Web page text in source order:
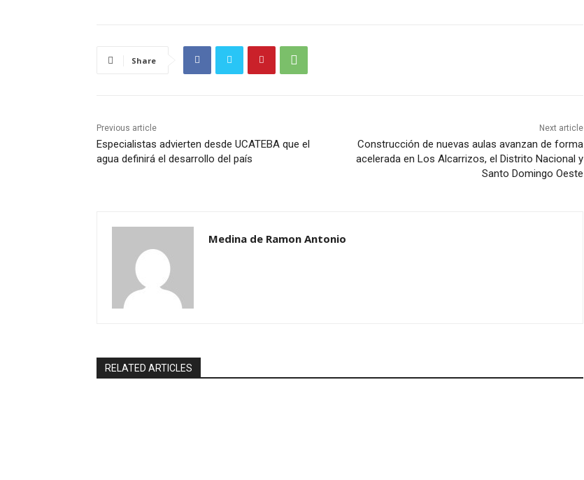
Share
Previous article
Especialistas advierten desde UCATEBA que el
agua definirá el desarrollo del país
Next article
Construcción de nuevas aulas avanzan de forma
acelerada en Los Alcarrizos, el Distrito Nacional y
Santo Domingo Oeste
Medina de Ramon Antonio
RELATED ARTICLES